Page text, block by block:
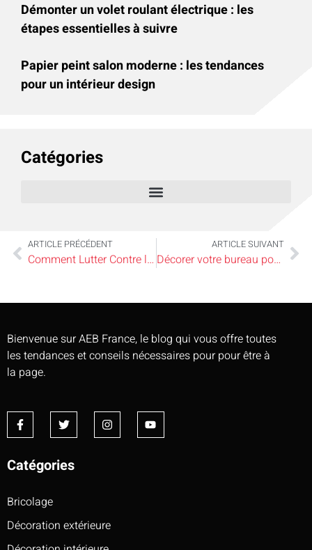
Démonter un volet roulant électrique : les
étapes essentielles à suivre
Papier peint salon moderne : les tendances
pour un intérieur design
Catégories
ARTICLE PRÉCÉDENT
Comment Lutter Contre les Cafards de Jardin Noir et Blanc Dans Votre Maison
ARTICLE SUIVANT
Décorer votre bureau pour le rendre attrayant et productif
Bienvenue sur AEB France, le blog qui vous offre toutes
les tendances et conseils nécessaires pour pour être à
la page.
Catégories
Bricolage
Décoration extérieure